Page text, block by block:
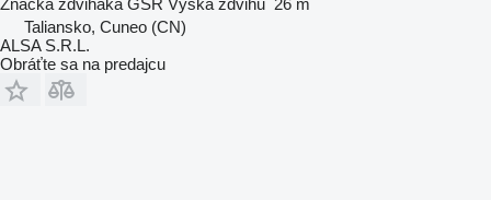
Značka zdviháka GSR Výška zdvihu 26 m
Taliansko, Cuneo (CN)
ALSA S.R.L.
Obráťte sa na predajcu